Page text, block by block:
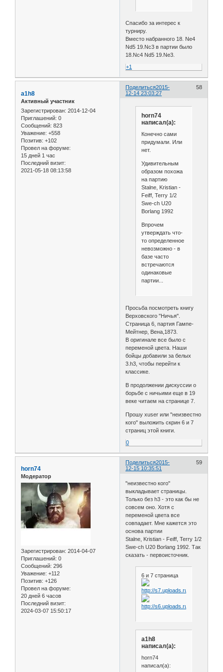
Спасибо за интерес к
турниру.
Вместо набранного 18. Ne4
Nd5 19.Nc3 в партии было
18.Nc4 Nd5 19.Ne3.
+1
Поделиться 58
2015-
12-14 23:03:27
a1h8
Активный участник
Зарегистрирован: 2014-12-04
Приглашений: 0
Сообщений: 823
Уважение: +558
Позитив: +102
Провел на форуме:
15 дней 1 час
Последний визит:
2021-05-18 08:13:58
horn74
написал(а):
Конечно сами
придумали. Или
нет.
Удивительным
образом похожа
на партию
Stalne, Kristian -
Feiff, Terry 1/2
Swe-ch U20
Borlang 1992
Впрочем
утверждать что-
то определенное
невозможно - в
базе часто
встречаются
одинаковые
партии...
Просьба посмотреть книгу
Верховского "Ничья".
Страница 6, партия Гампе-
Мейтнер, Вена,1873.
В оригинале все было с
переменой цвета. Наши
бойцы добавили за белых
3.h3, чтобы перейти к
классике.
В продолжении дискуссии о
борьбе с ничьими еще в 19
веке читаем на странице 7.
Прошу xuser или "неизвестно
кого" выложить скрин 6 и 7
страниц этой книги.
0
Поделиться 59
2015-
12-15 10:35:51
horn74
Модератор
Зарегистрирован: 2014-04-07
Приглашений: 0
Сообщений: 296
Уважение: +112
Позитив: +126
Провел на форуме:
20 дней 6 часов
Последний визит:
2024-03-07 15:50:17
"неизвестно кого"
выкладывает страницы.
Только без h3 - это как бы не
совсем оно. Хотя с
переменой цвета все
совпадает. Мне кажется это
основа партии
Stalne, Kristian - Feiff, Terry 1/2
Swe-ch U20 Borlang 1992. Так
сказать - первоисточник.
6 и 7 страница
a1h8
написал(а):
horn74
написал(а):